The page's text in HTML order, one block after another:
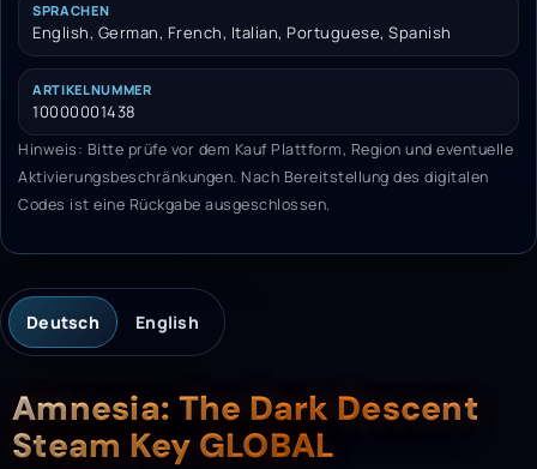
SPRACHEN
English, German, French, Italian, Portuguese, Spanish
ARTIKELNUMMER
10000001438
Hinweis: Bitte prüfe vor dem Kauf Plattform, Region und eventuelle
Aktivierungsbeschränkungen. Nach Bereitstellung des digitalen
Codes ist eine Rückgabe ausgeschlossen.
Deutsch English
Beschreibung
Amnesia: The Dark Descent
Steam Key GLOBAL